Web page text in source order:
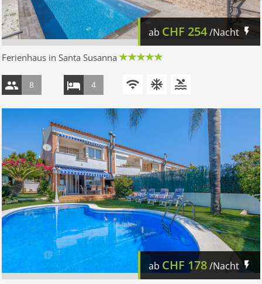
ab CHF 254/Nacht
Ferienhaus in Santa Susanna
8 4
ab CHF 178/Nacht